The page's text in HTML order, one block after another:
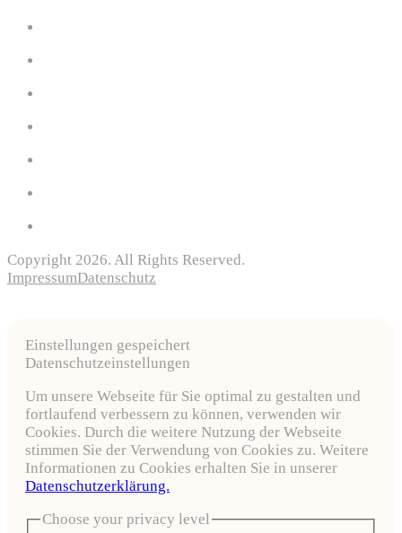
Copyright 2026. All Rights Reserved.
ImpressumDatenschutz
Einstellungen gespeichert
Datenschutzeinstellungen
Um unsere Webseite für Sie optimal zu gestalten und
fortlaufend verbessern zu können, verwenden wir
Cookies. Durch die weitere Nutzung der Webseite
stimmen Sie der Verwendung von Cookies zu. Weitere
Informationen zu Cookies erhalten Sie in unserer
Datenschutzerklärung.
Choose your privacy level